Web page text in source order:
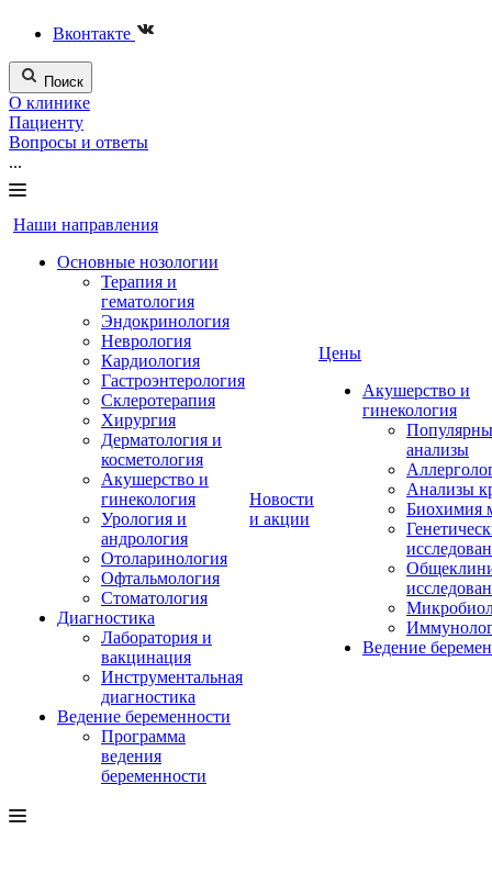
Вконтакте
Поиск
О клинике
Пациенту
Вопросы и ответы
...
Наши направления
Основные нозологии
Терапия и
гематология
Эндокринология
Неврология
Кардиология
Гастроэнтерология
Склеротерапия
Хирургия
Дерматология и
косметология
Акушерство и
гинекология
Урология и
андрология
Отоларинология
Офтальмология
Стоматология
Диагностика
Лаборатория и
вакцинация
Инструментальная
диагностика
Ведение беременности
Программа
ведения
беременности
Новости
и акции
Цены
Акушерство и
гинекология
анализы
Анализы
Биохимия
Ведение